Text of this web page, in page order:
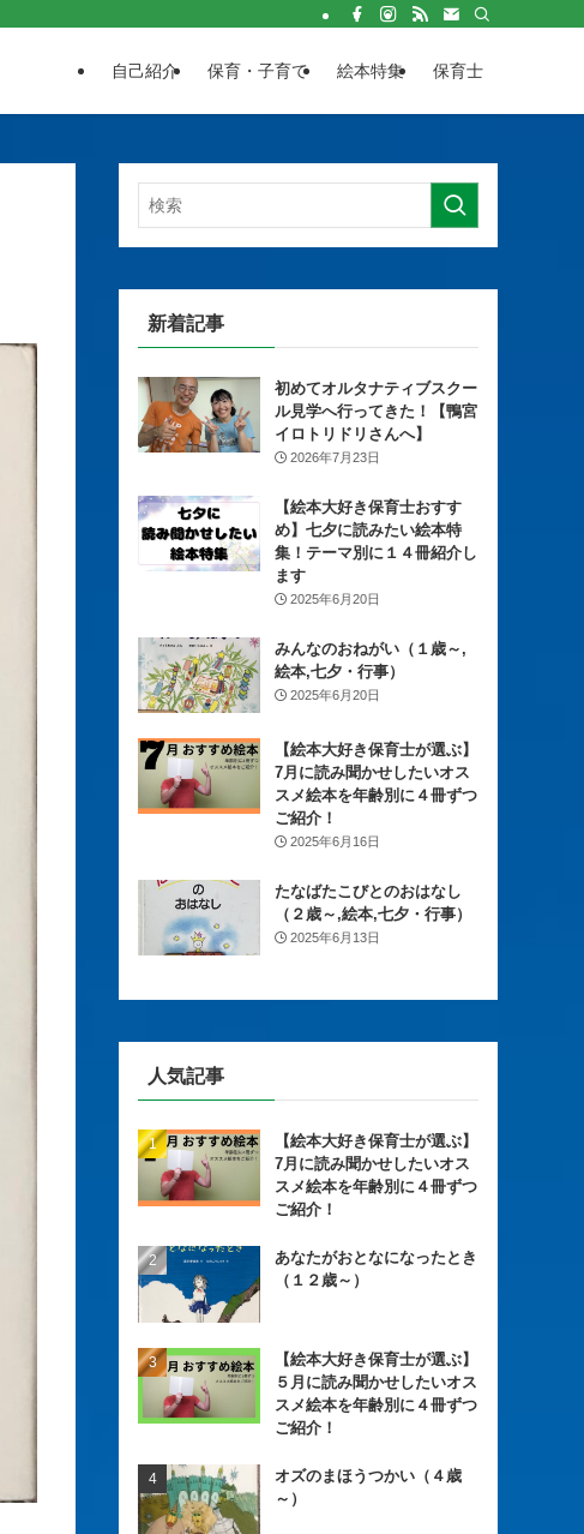
自己紹介 保育・子育て 絵本特集 保育士
新着記事
初めてオルタナティブスクー
ル見学へ行ってきた！【鴨宮
イロトリドリさんへ】
2026年7月23日
【絵本大好き保育士おすす
め】七夕に読みたい絵本特
集！テーマ別に１４冊紹介し
ます
2025年6月20日
みんなのおねがい（１歳～,
絵本,七夕・行事）
2025年6月20日
【絵本大好き保育士が選ぶ】
7月に読み聞かせしたいオス
スメ絵本を年齢別に４冊ずつ
ご紹介！
2025年6月16日
たなばたこびとのおはなし
（２歳～,絵本,七夕・行事）
2025年6月13日
人気記事
【絵本大好き保育士が選ぶ】
7月に読み聞かせしたいオス
スメ絵本を年齢別に４冊ずつ
ご紹介！
あなたがおとなになったとき
（１２歳～）
【絵本大好き保育士が選ぶ】
５月に読み聞かせしたいオス
スメ絵本を年齢別に４冊ずつ
ご紹介！
オズのまほうつかい（４歳
～）